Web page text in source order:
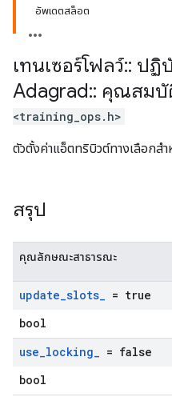
อัพเดตสล็อต
เทนเซอร์โฟลว์:: ปฏิ
Adagrad:: คุณสมบั
<training_ops.h>
ตัวตั้งค่าแอ็ตทริบิวต์ทางเลือกสำ
สรุป
คุณลักษณะสาธารณะ
update_slots_ = true
bool
use_locking_ = false
bool